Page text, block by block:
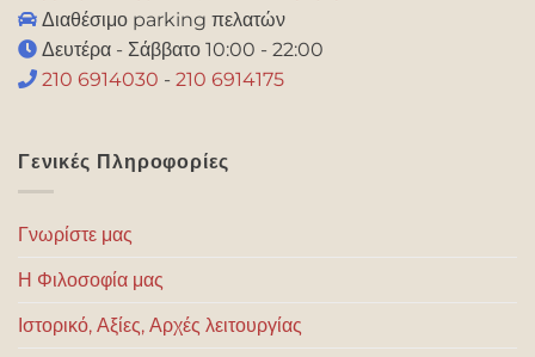
Διαθέσιμο parking πελατών
Δευτέρα - Σάββατο 10:00 - 22:00
210 6914030 - 210 6914175
Γενικές Πληροφορίες
Γνωρίστε μας
Η Φιλοσοφία μας
Ιστορικό, Αξίες, Αρχές λειτουργίας